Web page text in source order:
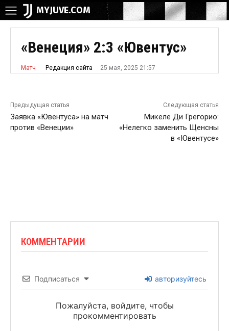
MYJUVE.COM
«Венеция» 2:3 «Ювентус»
Матч Редакция сайта 25 мая, 2025 21:57
Предыдущая статья
Заявка «Ювентуса» на матч
против «Венеции»
Следующая статья
Микеле Ди Грегорио:
«Нелегко заменить Щенсны
в «Ювентусе»
КОММЕНТАРИИ
Подписаться авторизуйтесь
Пожалуйста, войдите, чтобы
прокомментировать